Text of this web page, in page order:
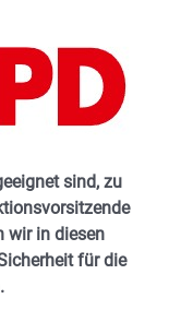
sind, zu
wir in diesen
für die